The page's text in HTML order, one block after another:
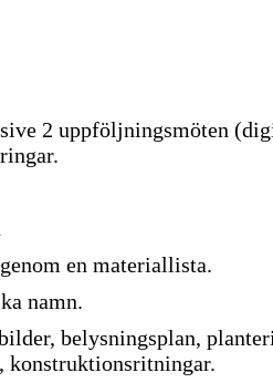
2 uppföljningsmöten
en materiallista.
namn.
belysningsplan,
konstruktionsritningar.